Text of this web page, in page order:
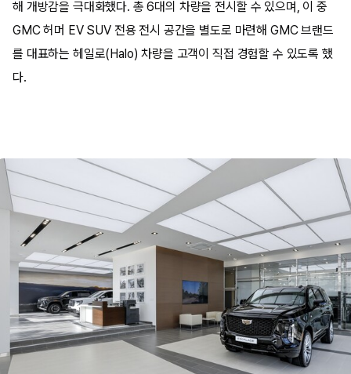
해 개방감을 극대화했다. 총 6대의 차량을 전시할 수 있으며, 이 중
GMC 허머 EV SUV 전용 전시 공간을 별도로 마련해 GMC 브랜드
를 대표하는 헤일로(Halo) 차량을 고객이 직접 경험할 수 있도록 했
다.